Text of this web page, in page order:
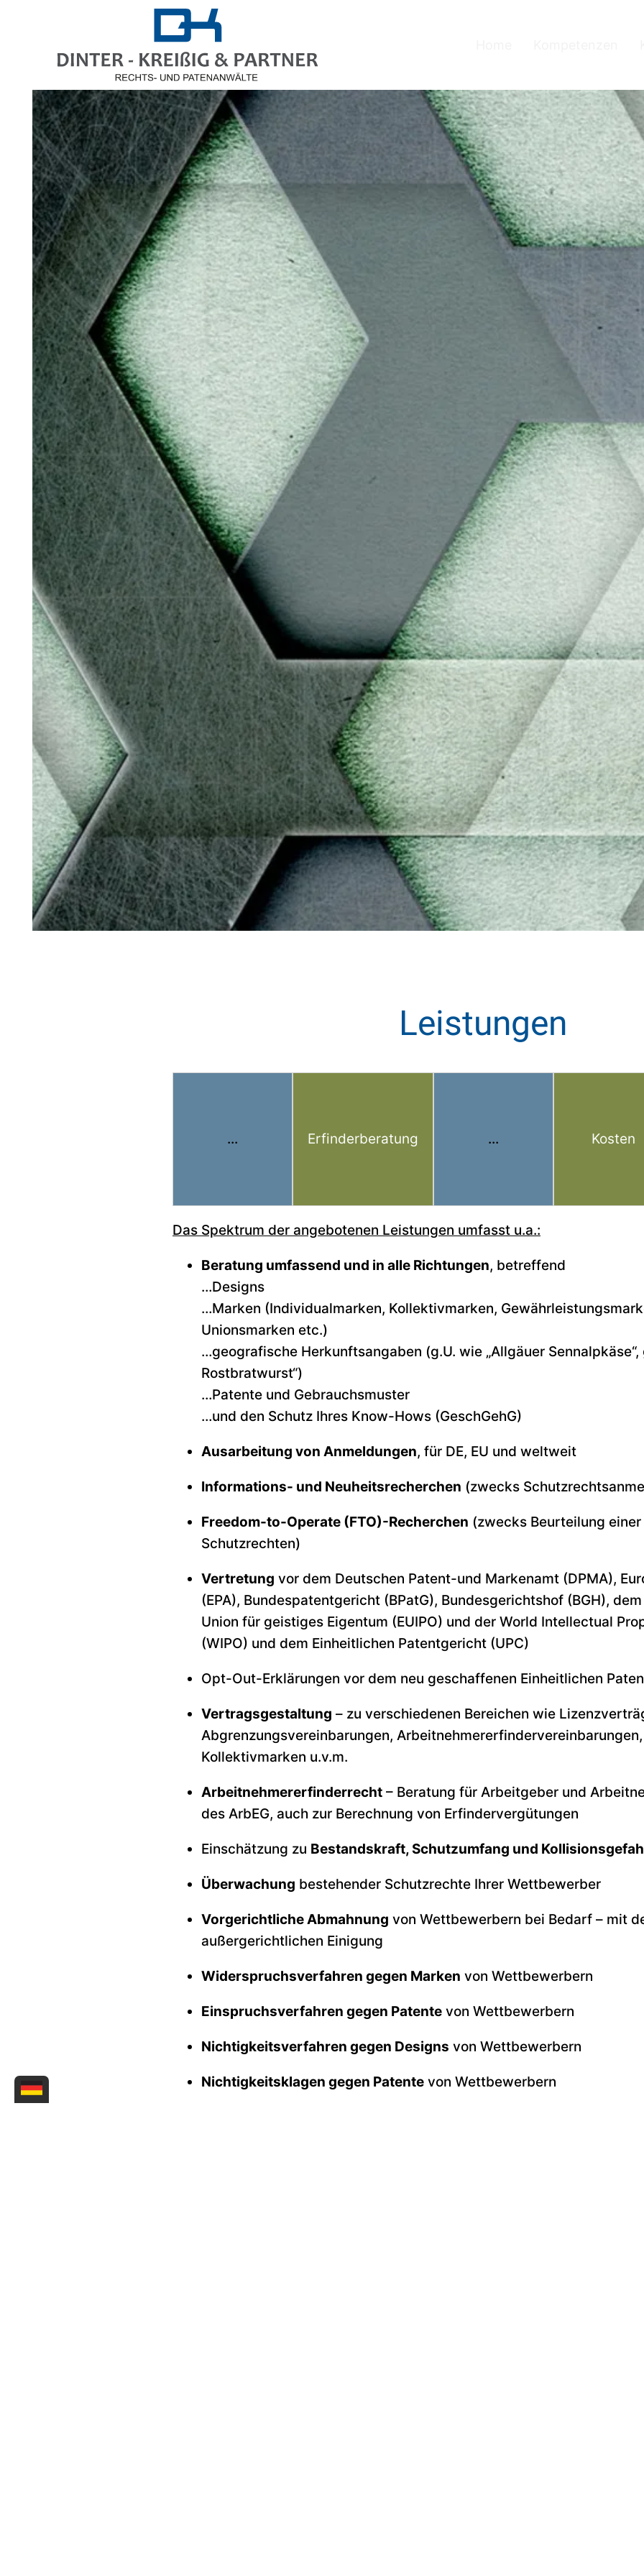
Leistungen
... Erfinderberatung ... Kosten
Das Spektrum der angebotenen Leistungen umfasst u.a.:
Beratung umfassend und in alle Richtungen, betreffend
…Designs
…Marken (Individualmarken, Kollektivmarken,
Unionsmarken etc.)
…geografische Herkunftsangaben (g.U. wie „Allgäuer Sennalpkäse“,
Rostbratwurst“)
…Patente und Gebrauchsmuster
…und den Schutz Ihres Know-Hows (GeschGehG)
Ausarbeitung von Anmeldungen, für DE, EU und weltweit
Informations- und Neuheitsrecherchen (zwecks
Freedom-to-Operate (FTO)-Recherchen (zwecks Beurteilung
Schutzrechten)
Vertretung vor dem Deutschen Patent-und Markenamt (DPMA),
(EPA), Bundespatentgericht (BPatG), Bundesgerichtshof (BGH),
Union für geistiges Eigentum (EUIPO) und der World Intellectual
(WIPO) und dem Einheitlichen Patentgericht (UPC)
Opt-Out-Erklärungen vor dem neu geschaffenen Einheitlichen
Vertragsgestaltung – zu verschiedenen Bereichen wie
Abgrenzungsvereinbarungen,
Kollektivmarken u.v.m.
Arbeitnehmererfinderrecht – Beratung für Arbeitgeber und
des ArbEG, auch zur Berechnung von Erfindervergütungen
Einschätzung zu Bestandskraft, Schutzumfang und
Überwachung bestehender Schutzrechte Ihrer Wettbewerber
Vorgerichtliche Abmahnung von Wettbewerbern bei Bedarf – mit
außergerichtlichen Einigung
Widerspruchsverfahren gegen Marken von Wettbewerbern
Einspruchsverfahren gegen Patente von Wettbewerbern
Nichtigkeitsverfahren gegen Designs von Wettbewerbern
Nichtigkeitsklagen gegen Patente von Wettbewerbern